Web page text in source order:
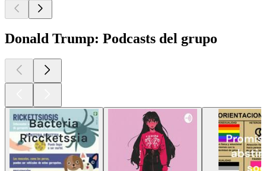
Donald Trump: Podcasts del grupo